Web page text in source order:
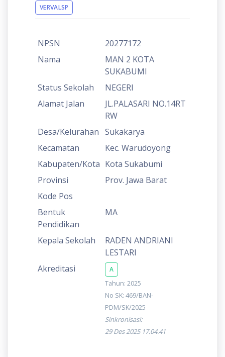
VERVALSP
NPSN
20277172
Nama
MAN 2 KOTA
SUKABUMI
Status Sekolah
NEGERI
Alamat Jalan
JL.PALASARI NO.14RT
RW
Desa/Kelurahan Sukakarya
Kecamatan
Kec. Warudoyong
Kabupaten/Kota Kota Sukabumi
Provinsi
Prov. Jawa Barat
Kode Pos
Bentuk
Pendidikan
MA
Kepala Sekolah
RADEN ANDRIANI
LESTARI
Akreditasi
A
Tahun: 2025
No SK: 469/BAN-
PDM/SK/2025
Sinkronisasi:
29 Des 2025 17.04.41